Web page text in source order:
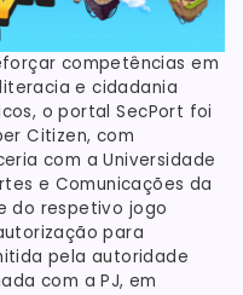
competências em
e cidadania
o portal SecPort foi
Citizen, com
com a Universidade
e Comunicações da
do respetivo jogo
para
pela autoridade
com a PJ, em